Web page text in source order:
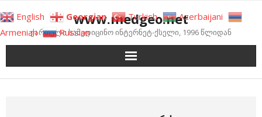
to
content
www.medgeo.net
ქართული სამედიცინო ინტერნეტ-ქსელი, 1996 წლიდან
English Georgian Turkish
Azerbaijani
Armenian
Russian